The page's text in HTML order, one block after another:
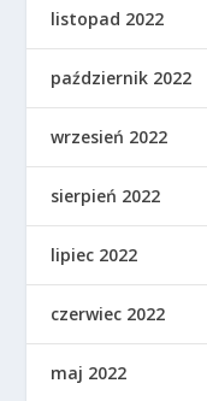
listopad 2022
październik 2022
wrzesień 2022
sierpień 2022
lipiec 2022
czerwiec 2022
maj 2022